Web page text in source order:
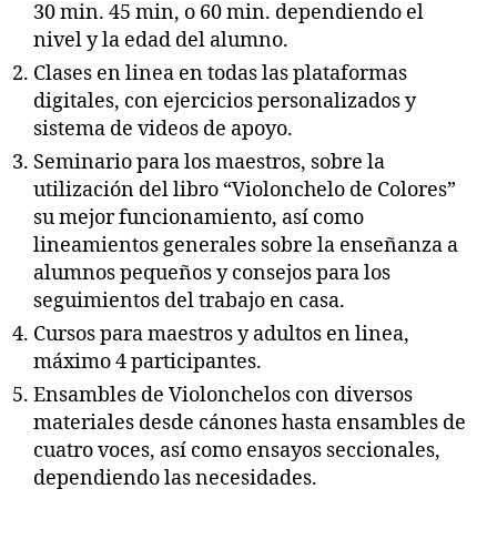
30 min. 45 min, o 60 min. dependiendo el
nivel y la edad del alumno.
Clases en linea en todas las plataformas
digitales, con ejercicios personalizados y
sistema de videos de apoyo.
Seminario para los maestros, sobre la
utilización del libro “Violonchelo de Colores”
su mejor funcionamiento, así como
lineamientos generales sobre la enseñanza a
alumnos pequeños y consejos para los
seguimientos del trabajo en casa.
Cursos para maestros y adultos en linea,
máximo 4 participantes.
Ensambles de Violonchelos con diversos
materiales desde cánones hasta ensambles de
cuatro voces, así como ensayos seccionales,
dependiendo las necesidades.